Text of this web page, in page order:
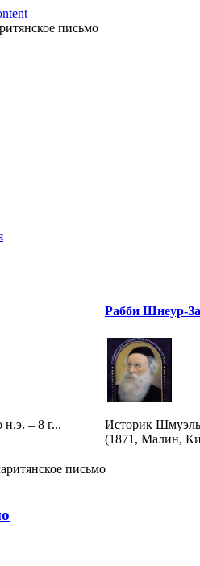
письмо
н.э. – 8 г...
Рабби Шнеур-
Историк
(1871, Малин,
письмо